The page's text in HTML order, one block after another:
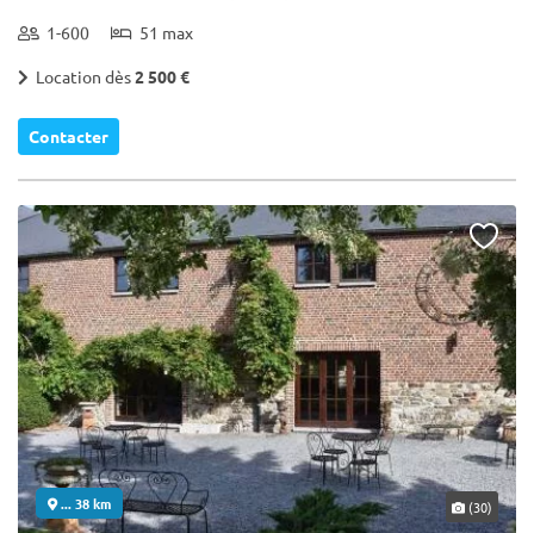
1-600 51 max
Location dès2 500 €
Contacter
... 38 km (30)